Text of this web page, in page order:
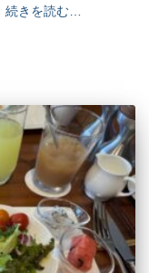
続きを読む…